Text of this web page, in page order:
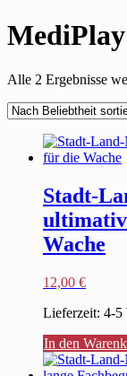
MediPlay
Alle 2 Ergebnisse
Stadt-
Wache
12,00 €
Lieferzeit: 4-5
In den